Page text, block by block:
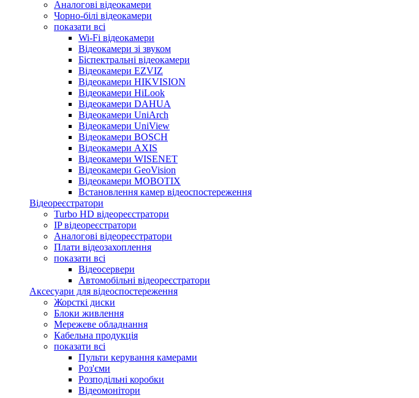
Аналогові відеокамери
Чорно-білі відеокамери
показати всі
Wi-Fi відеокамери
Відеокамери зі звуком
Біспектральні відеокамери
Відеокамери EZVIZ
Відеокамери HIKVISION
Відеокамери HiLook
Відеокамери DAHUA
Відеокамери UniArch
Відеокамери UniView
Відеокамери BOSCH
Відеокамери AXIS
Відеокамери WISENET
Відеокамери GeoVision
Відеокамери MOBOTIX
Встановлення камер відеоспостереження
Відеореєстратори
Turbo HD відеореєстратори
IP відеореєстратори
Аналогові відеореєстратори
Плати відеозахоплення
показати всі
Відеосервери
Автомобільні відеореєстратори
Аксесуари для відеоспостереження
Жорсткі диски
Блоки живлення
Мережеве обладнання
Кабельна продукція
показати всі
Пульти керування камерами
Роз'єми
Розподільні коробки
Відеомонітори